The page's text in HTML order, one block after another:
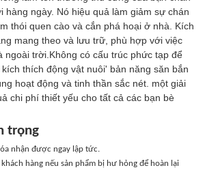
hàng ngày. Nó hiệu quả làm giảm sự chán
thói quen cào và cắn phá hoại ở nhà. Kích
mang theo và lưu trữ, phù hợp với việc
ngoài trời.Không có cấu trúc phức tạp để
thích động vật nuôi' bản năng săn bắn
hoạt động và tinh thần sắc nét. một giải
chi phí thiết yếu cho tất cả các bạn bè
trọng
nhận được ngay lập tức.
hàng nếu sản phẩm bị hư hỏng để hoàn lại